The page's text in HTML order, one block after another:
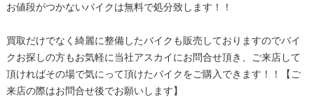
お値段がつかないバイクは無料で処分致します！！
買取だけでなく綺麗に整備したバイクも販売しておりますのでバイ
クお探しの方もお気軽に当社アスカイにお問合せ頂き、ご来店して
頂ければその場で気にって頂けたバイクをご購入できます！！【ご
来店の際はお問合せ後でお願いします】